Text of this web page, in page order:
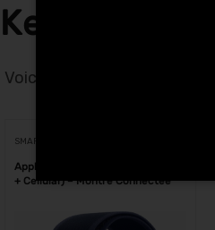
Kenitra
Voici le seul résultat
SMARTWATCHES
Apple Watch Ultra 2 (49 mm GPS
+ Cellular) – Montre Connectée